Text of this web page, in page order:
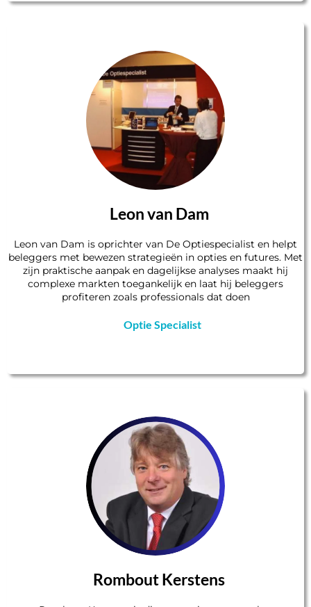
Leon van Dam
Leon van Dam is oprichter van De Optiespecialist en helpt
beleggers met bewezen strategieën in opties en futures. Met
zijn praktische aanpak en dagelijkse analyses maakt hij
complexe markten toegankelijk en laat hij beleggers
profiteren zoals professionals dat doen
Optie Specialist
Rombout Kerstens